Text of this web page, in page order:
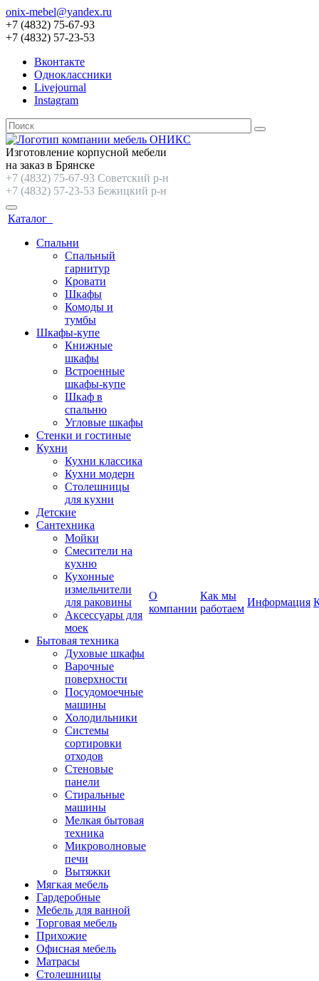
onix-mebel@yandex.ru
+7 (4832) 75-67-93
+7 (4832) 57-23-53
Вконтакте
Одноклассники
Livejournal
Instagram
Изготовление корпусной мебели
на заказ в Брянске
+7 (4832) 75-67-93 Советский р-н
+7 (4832) 57-23-53 Бежицкий р-н
Каталог
Спальни
Спальный
гарнитур
Кровати
Шкафы
Комоды и
тумбы
Шкафы-купе
Книжные
шкафы
Встроенные
шкафы-купе
Шкаф в
спальню
Угловые шкафы
Стенки и гостиные
Кухни
Кухни классика
Кухни модерн
Столешницы
для кухни
Детские
Сантехника
Мойки
Смесители на
кухню
Кухонные
измельчители
для раковины
Аксессуары для
моек
Бытовая техника
Духовые шкафы
Варочные
поверхности
Посудомоечные
машины
Холодильники
Системы
сортировки
отходов
Стеновые
панели
Стиральные
машины
Мелкая бытовая
техника
Микроволновые
печи
Вытяжки
Мягкая мебель
Гардеробные
Мебель для ванной
Торговая мебель
Прихожие
Офисная мебель
Матрасы
Столешницы
О
компании
Как мы
работаем
Информация